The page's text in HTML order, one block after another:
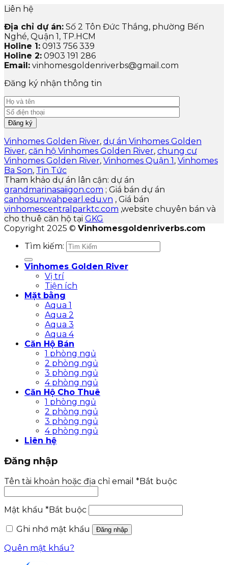
Liên hệ
Địa chỉ dự án: Số 2 Tôn Đức Thắng, phường Bến
Nghé, Quận 1, TP.HCM
Holine 1: 0913 756 339
Holine 2: 0903 191 286
Email: vinhomesgoldenriverbs@gmail.com
Đăng ký nhận thông tin
Vinhomes Golden River, dự án Vinhomes Golden
River, căn hộ Vinhomes Golden River, chung cư
Vinhomes Golden River, Vinhomes Quận 1 , Vinhomes
Ba Son, Tin Tức
Tham khảo dự án lân cận: dự án
grandmarinasaiigon.com ; Giá bán dự án
canhosunwahpearl.edu.vn , Giá bán
vinhomescentralparktc.com ,website chuyên bán và
cho thuê căn hộ tại GKG
Copyright 2025 © Vinhomesgoldenriverbs.com
Tìm kiếm:
Vinhomes Golden River
Vị trí
Tiện ích
Mặt bằng
Aqua 1
Aqua 2
Aqua 3
Aqua 4
Căn Hộ Bán
1 phòng ngủ
2 phòng ngủ
3 phòng ngủ
4 phòng ngủ
Căn Hộ Cho Thuê
1 phòng ngủ
2 phòng ngủ
3 phòng ngủ
4 phòng ngủ
Liên hệ
Đăng nhập
Tên tài khoản hoặc địa chỉ email *Bắt buộc
Mật khẩu *Bắt buộc
Ghi nhớ mật khẩu
Đăng nhập
Quên mật khẩu?